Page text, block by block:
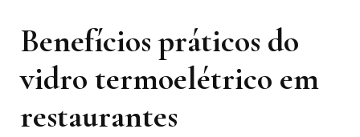
Benefícios práticos do
vidro termoelétrico em
restaurantes